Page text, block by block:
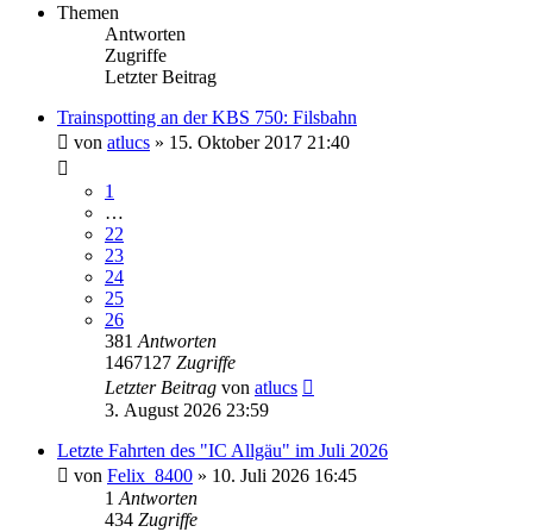
Themen
Antworten
Zugriffe
Letzter Beitrag
Trainspotting an der KBS 750: Filsbahn
von atlucs » 15. Oktober 2017 21:40
1
…
22
23
24
25
26
381 Antworten
1467127 Zugriffe
Letzter Beitrag von atlucs
3. August 2026 23:59
Letzte Fahrten des "IC Allgäu" im Juli 2026
von Felix_8400 » 10. Juli 2026 16:45
1 Antworten
434 Zugriffe